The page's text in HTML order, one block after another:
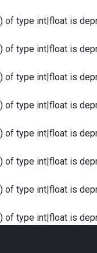
of type int|float is
of type int|float is
of type int|float is
of type int|float is
of type int|float is
of type int|float is
of type int|float is
of type int|float is